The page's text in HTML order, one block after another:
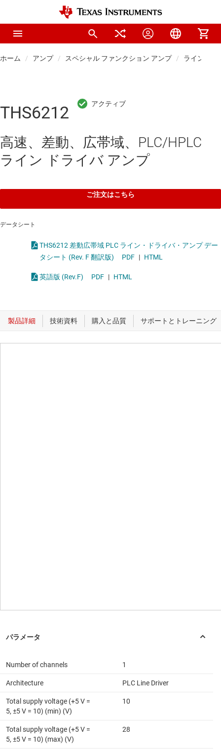
ホーム アンプ スペシャル ファンクション アンプ ライン ド
THS6212
高速、差動、広帯域、PLC/HPLC
ライン ドライバ アンプ
ご注文はこちら
データシート
THS6212 差動広帯域 PLC ライン・ドライバ・アンプ デー
タシート (Rev. F 翻訳版)
PDF | HTML
英語版 (Rev.F) PDF | HTML
Number of channels 1
Architecture PLC Line Driver
Total supply voltage (+5 V =
5, ±5 V = 10) (min) (V)
10
Total supply voltage (+5 V =
5, ±5 V = 10) (max) (V)
28